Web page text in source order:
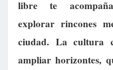
libre te
explorar rincones
ciudad. La cultura
ampliar horizontes,